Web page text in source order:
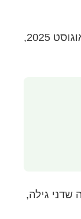
2025,
שדני גילה,